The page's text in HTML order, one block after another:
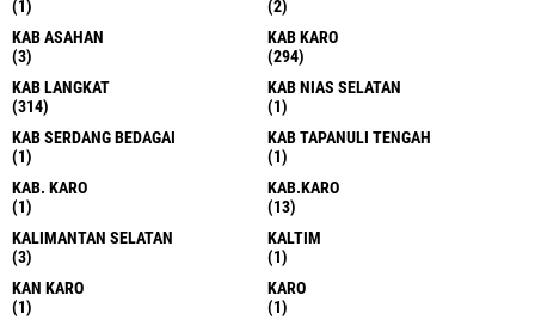
(1)
(2)
KAB ASAHAN
(3)
KAB KARO
(294)
KAB LANGKAT
(314)
KAB NIAS SELATAN
(1)
KAB SERDANG BEDAGAI
(1)
KAB TAPANULI TENGAH
(1)
KAB. KARO
(1)
KAB.KARO
(13)
KALIMANTAN SELATAN
(3)
KALTIM
(1)
KAN KARO
(1)
KARO
(1)